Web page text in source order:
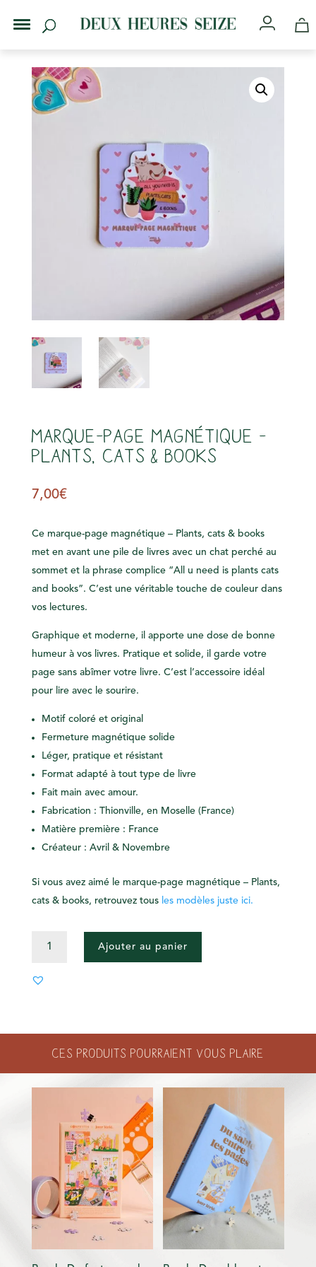
Marque-Page Magnétique –
Plants, cats & books
7,00€
Ce marque-page magnétique – Plants, cats & books
met en avant une pile de livres avec un chat perché au
sommet et la phrase complice “All u need is plants cats
and books”. C’est une véritable touche de couleur dans
vos lectures.
Graphique et moderne, il apporte une dose de bonne
humeur à vos livres. Pratique et solide, il garde votre
page sans abîmer votre livre. C’est l’accessoire idéal
pour lire avec le sourire.
Motif coloré et original
Fermeture magnétique solide
Léger, pratique et résistant
Format adapté à tout type de livre
Fait main avec amour.
Fabrication : Thionville, en Moselle (France)
Matière première : France
Créateur : Avril & Novembre
Si vous avez aimé le marque-page magnétique – Plants,
cats & books, retrouvez tous les modèles juste ici.
PAGE
PLANTS,
CATS
Ajouter au panier
Ces produits pourraient vous plaire